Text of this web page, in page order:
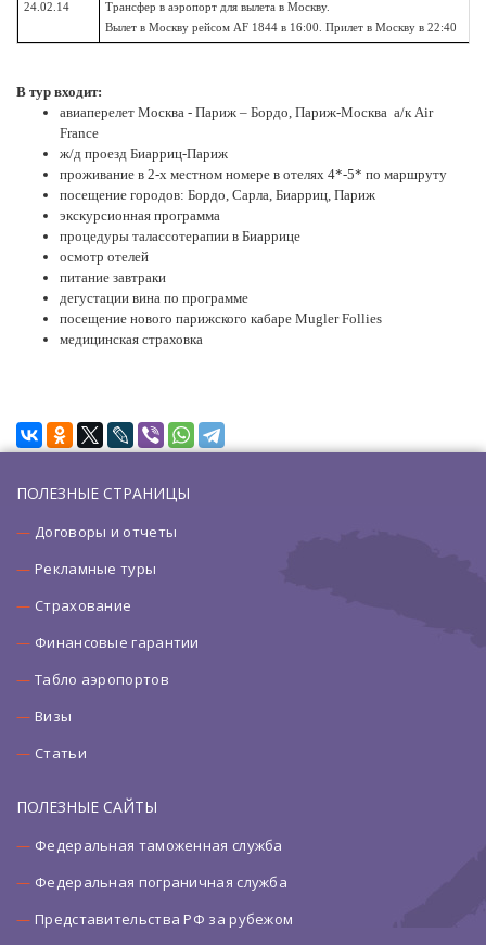
24.02.14
Трансфер в аэропорт для вылета в Москву.
Вылет в Москву рейсом AF 1844 в 16:00. Прилет в Москву в 22:40
В тур входит:
авиаперелет Москва - Париж – Бордо, Париж-Москва а/к Air
France
ж/д проезд Биарриц-Париж
проживание в 2-х местном номере в отелях 4*-5* по маршруту
посещение городов: Бордо, Сарла, Биарриц, Париж
экскурсионная программа
процедуры талассотерапии в Биаррице
осмотр отелей
питание завтраки
дегустации вина по программе
посещение нового парижского кабаре Mugler Follies
медицинская страховка
ПОЛЕЗНЫЕ СТРАНИЦЫ
Договоры и отчеты
Рекламные туры
Страхование
Финансовые гарантии
Табло аэропортов
Визы
Статьи
ПОЛЕЗНЫЕ САЙТЫ
Федеральная таможенная служба
Федеральная пограничная служба
Представительства РФ за рубежом